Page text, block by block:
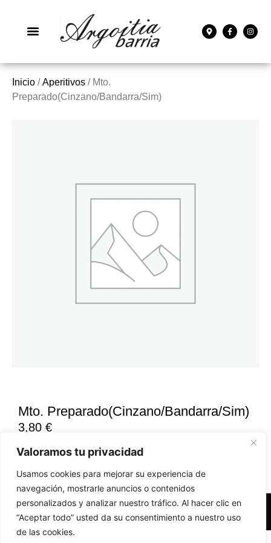
Valoramos tu privacidad
Usamos cookies para mejorar su experiencia de
navegación, mostrarle anuncios o contenidos
personalizados y analizar nuestro tráfico. Al hacer clic en
“Aceptar todo” usted da su consentimiento a nuestro uso
de las cookies.
Inicio /Aperitivos / Mto.
Preparado(Cinzano/Bandarra/Sim)
Mto. Preparado(Cinzano/Bandarra/Sim)
3,80 €
Accesibilidad Aviso Legal Políticas de Cookies